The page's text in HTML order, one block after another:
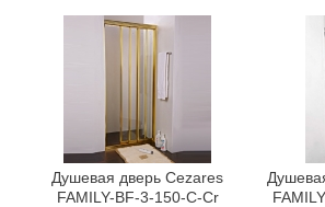
Душевая дверь Cezares
FAMILY-BF-3-150-C-Cr